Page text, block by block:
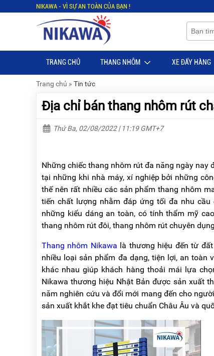
NIKAWA - VÌ SỰ AN TOÀN CỦA BẠN !
TRANG CHỦ THANG NHÔM XE ĐẨY HÀNG
Menu
CHỦ
Menu
CHỦ
Trang chủ » Tin tức
Địa chỉ bán thang nhôm rút
Thứ Ba, 02/08/2022 | 11:19 GMT+7
Những chiếc thang nhôm rút đa năng ngày
tại những khi nhà máy, xí nghiệp bởi những
thế nên rất nhiều các sản phẩm thang nhôm
tiến chất lượng nhằm đáp ứng tối đa nhu
những kiểu dáng an toàn, có tính thẩm mỹ
thang nhôm rút đôi, thang nhôm rút chuyên
Thang nhôm Nikawa là thương hiệu đến từ
nhiều loại sản phẩm đa dạng, tiện lợi, an toàn
khác nhau giúp khách hàng thoải mái lựa
Nikawa thương hiệu Nhật Bản được sản xuất
năm nghiên cứu và đổi mới mang đến cho
sản xuất khắt khe đạt tiêu chuẩn Châu Âu và